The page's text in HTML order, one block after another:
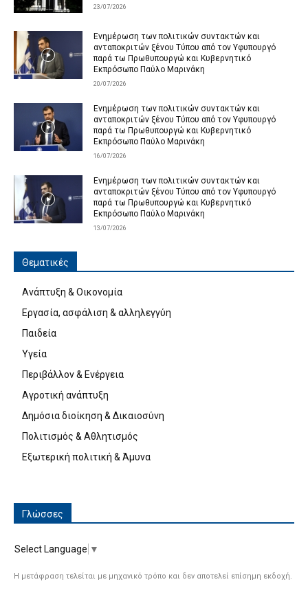
23/07/2026
Ενημέρωση των πολιτικών συντακτών και
ανταποκριτών ξένου Τύπου από τον Υφυπουργό
παρά τω Πρωθυπουργώ και Κυβερνητικό
Εκπρόσωπο Παύλο Μαρινάκη
20/07/2026
Ενημέρωση των πολιτικών συντακτών και
ανταποκριτών ξένου Τύπου από τον Υφυπουργό
παρά τω Πρωθυπουργώ και Κυβερνητικό
Εκπρόσωπο Παύλο Μαρινάκη
16/07/2026
Ενημέρωση των πολιτικών συντακτών και
ανταποκριτών ξένου Τύπου από τον Υφυπουργό
παρά τω Πρωθυπουργώ και Κυβερνητικό
Εκπρόσωπο Παύλο Μαρινάκη
13/07/2026
Θεματικές
Ανάπτυξη & Οικονομία
Εργασία, ασφάλιση & αλληλεγγύη
Παιδεία
Υγεία
Περιβάλλον & Ενέργεια
Αγροτική ανάπτυξη
Δημόσια διοίκηση & Δικαιοσύνη
Πολιτισμός & Αθλητισμός
Εξωτερική πολιτική & Άμυνα
Γλώσσες
Select Language ▼
Η μετάφραση τελείται με μηχανικό τρόπο και δεν αποτελεί επίσημη εκδοχή.